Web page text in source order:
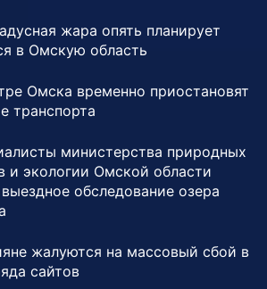
жара опять планирует
в Омскую область
Омска временно приостановят
транспорта
министерства природных
и экологии Омской области
обследование озера
жалуются на массовый сбой в
сайтов